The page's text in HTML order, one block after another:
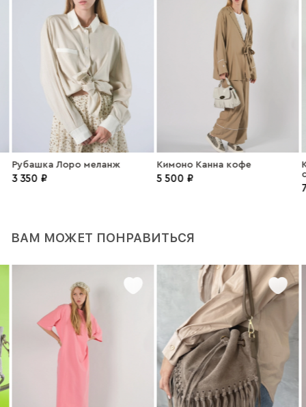
Рубашка Лоро меланж
3 350 ₽
Кимоно Канна кофе
5 500 ₽
ВАМ МОЖЕТ ПОНРАВИТЬСЯ